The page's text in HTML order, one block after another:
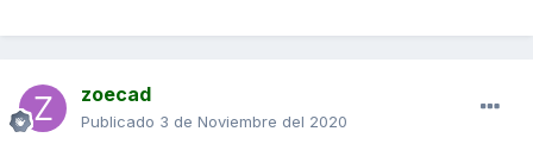
zoecad
Publicado 3 de Noviembre del 2020